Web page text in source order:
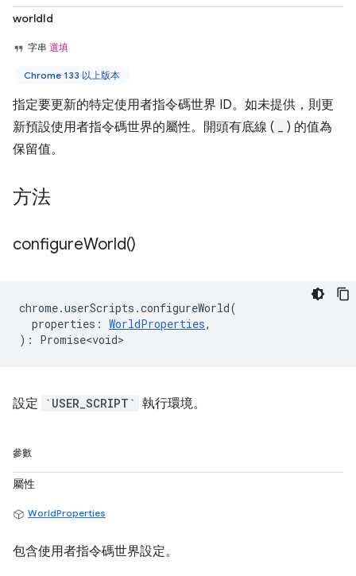
worldId
字串 選填
Chrome 133 以上版本
指定要更新的特定使用者指令碼世界 ID。如未提供，則更
新預設使用者指令碼世界的屬性。開頭有底線 (
) 的值為
保留值。
方法
configureWorld()
chrome.userScripts .configureWorld(
properties : WorldProperties,
) : Promise<void>
設定 `USER_SCRIPT` 執行環境。
參數
屬性
WorldProperties
包含使用者指令碼世界設定。